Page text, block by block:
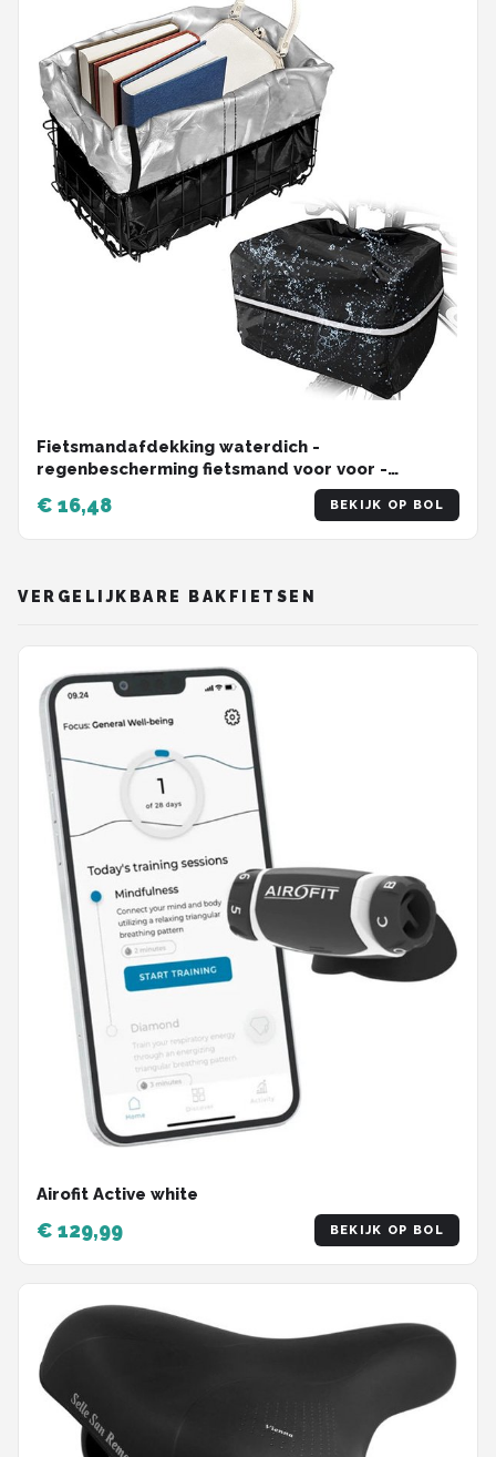
Fietsmandafdekking waterdich -
regenbescherming fietsmand voor voor -
regenhoes voor mand achter - 42 x 33 x 25cm -
voor alle manden - Eenvoudig te installeren
€ 16,48 BEKIJK OP BOL
VERGELIJKBARE BAKFIETSEN
Airofit Active white
€ 129,99 BEKIJK OP BOL